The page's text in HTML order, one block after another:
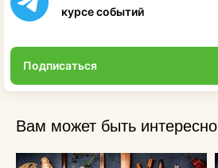
курсе событий
Подписаться
Вам может быть интересно